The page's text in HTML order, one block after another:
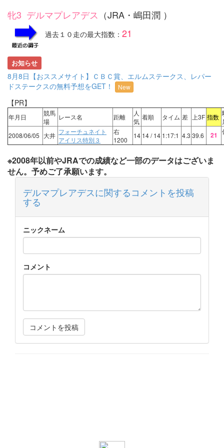
牝3 デルマプレアデス （JRA・嶋田潤 ）
過去１０走の最大指数： 21
お知らせ
8月8日【おススメサイト】ＣＢＣ賞、エルムステークス、レパー
ドステークスの無料予想をGET！
New
【PR】
年月日
競馬
場
レース名 距離
人
気
着順 タイム 差 上3F 指数
2008/06/05 大井 フォーチュネイト
アイリス特別３
右
1200
14 14/ 14 1:17:1 4.3 39.6 21
※2008年以前やJRAでの成績など一部のデータはございま
せん。予めご了承願います。
デルマプレアデスに関するコメントを投稿
する
ニックネーム
コメント